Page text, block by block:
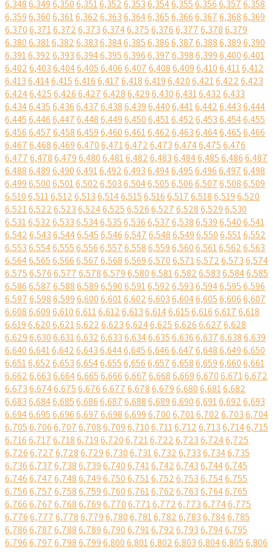
6,3486,3496,3506,3516,3526,3536,3546,3556,3566,3576,358
6,3596,3606,3616,3626,3636,3646,3656,3666,3676,3686,369
6,3706,3716,3726,3736,3746,3756,3766,3776,3786,379
6,3806,3816,3826,3836,3846,3856,3866,3876,3886,3896,390
6,3916,3926,3936,3946,3956,3966,3976,3986,3996,4006,401
6,4026,4036,4046,4056,4066,4076,4086,4096,4106,4116,412
6,4136,4146,4156,4166,4176,4186,4196,4206,4216,4226,423
6,4246,4256,4266,4276,4286,4296,4306,4316,4326,433
6,4346,4356,4366,4376,4386,4396,4406,4416,4426,4436,444
6,4456,4466,4476,4486,4496,4506,4516,4526,4536,4546,455
6,4566,4576,4586,4596,4606,4616,4626,4636,4646,4656,466
6,4676,4686,4696,4706,4716,4726,4736,4746,4756,476
6,4776,4786,4796,4806,4816,4826,4836,4846,4856,4866,487
6,4886,4896,4906,4916,4926,4936,4946,4956,4966,4976,498
6,4996,5006,5016,5026,5036,5046,5056,5066,5076,5086,509
6,5106,5116,5126,5136,5146,5156,5166,5176,5186,5196,520
6,5216,5226,5236,5246,5256,5266,5276,5286,5296,530
6,5316,5326,5336,5346,5356,5366,5376,5386,5396,5406,541
6,5426,5436,5446,5456,5466,5476,5486,5496,5506,5516,552
6,5536,5546,5556,5566,5576,5586,5596,5606,5616,5626,563
6,5646,5656,5666,5676,5686,5696,5706,5716,5726,5736,574
6,5756,5766,5776,5786,5796,5806,5816,5826,5836,5846,585
6,5866,5876,5886,5896,5906,5916,5926,5936,5946,5956,596
6,5976,5986,5996,6006,6016,6026,6036,6046,6056,6066,607
6,6086,6096,6106,6116,6126,6136,6146,6156,6166,6176,618
6,6196,6206,6216,6226,6236,6246,6256,6266,6276,628
6,6296,6306,6316,6326,6336,6346,6356,6366,6376,6386,639
6,6406,6416,6426,6436,6446,6456,6466,6476,6486,6496,650
6,6516,6526,6536,6546,6556,6566,6576,6586,6596,6606,661
6,6626,6636,6646,6656,6666,6676,6686,6696,6706,6716,672
6,6736,6746,6756,6766,6776,6786,6796,6806,6816,682
6,6836,6846,6856,6866,6876,6886,6896,6906,6916,6926,693
6,6946,6956,6966,6976,6986,6996,7006,7016,7026,7036,704
6,7056,7066,7076,7086,7096,7106,7116,7126,7136,7146,715
6,7166,7176,7186,7196,7206,7216,7226,7236,7246,725
6,7266,7276,7286,7296,7306,7316,7326,7336,7346,735
6,7366,7376,7386,7396,7406,7416,7426,7436,7446,745
6,7466,7476,7486,7496,7506,7516,7526,7536,7546,755
6,7566,7576,7586,7596,7606,7616,7626,7636,7646,765
6,7666,7676,7686,7696,7706,7716,7726,7736,7746,775
6,7766,7776,7786,7796,7806,7816,7826,7836,7846,785
6,7866,7876,7886,7896,7906,7916,7926,7936,7946,795
6,7966,7976,7986,7996,8006,8016,8026,8036,8046,8056,806